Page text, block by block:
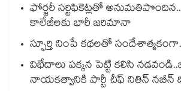
ఫోర్జరీ సర్టిఫికెట్లతో అనుమతిపొందిన..
కాలేజీలకు భారీ జరిమానా
స్ఫూర్తి నింపే కథలతో
విభేదాలు పక్కన పెట్టి కలిసి
నాయకత్వానికి పార్టీ చీఫ్ నితిన్ నబీన్